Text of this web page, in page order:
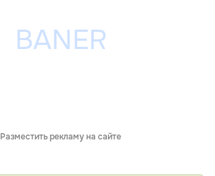
Разместить рекламу на сайте